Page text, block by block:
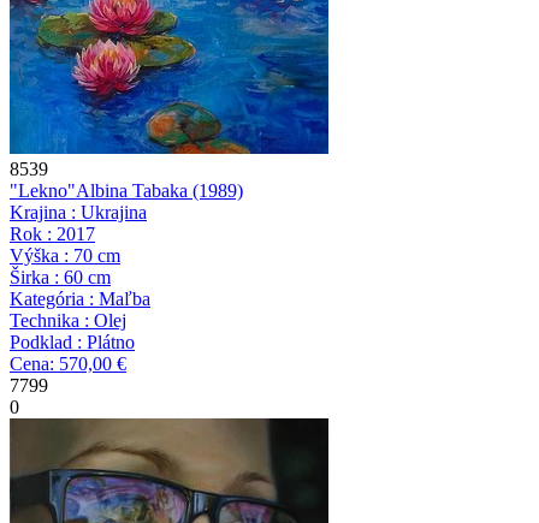
8539
"Lekno"Albina Tabaka (1989)
Krajina : Ukrajina
Rok : 2017
Výška : 70 cm
Širka : 60 cm
Kategória : Maľba
Technika : Olej
Podklad : Plátno
Cena: 570,00 €
7799
0